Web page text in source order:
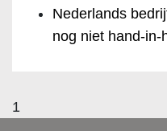
Nederlands
nog niet hand-in-
1